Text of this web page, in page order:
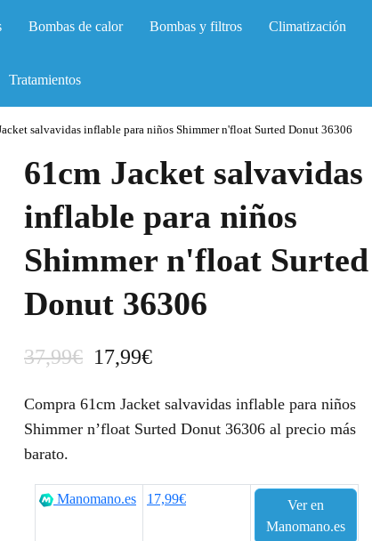
Bombas de calor Bombas y filtros Climatización
Tratamientos
salvavidas inflable para niños Shimmer n'float Surted Donut 36306
61cm Jacket salvavidas
inflable para niños
Shimmer n'float Surted
Donut 36306
37,99€ E
p
e
17,99€E
p
e
Compra 61cm Jacket salvavidas inflable para niños
Shimmer n’float Surted Donut 36306 al precio más
barato.
Manomano.es 17,99€
Ver en
Manomano.es